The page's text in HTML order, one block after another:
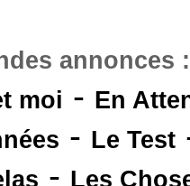
annonces
moi - En
- Le Test
- Les